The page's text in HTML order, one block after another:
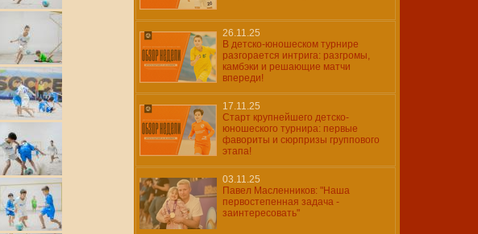
26.11.25
В детско-юношеском турнире
разгорается интрига: разгромы,
камбэки и решающие матчи
впереди!
17.11.25
Старт крупнейшего детско-
юношеского турнира: первые
фавориты и сюрпризы группового
этапа!
03.11.25
Павел Масленников: "Наша
первостепенная задача -
заинтересовать"